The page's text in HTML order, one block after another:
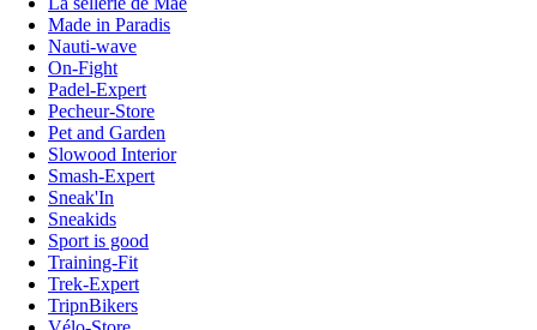
Made in Paradis
Nauti-wave
On-Fight
Padel-Expert
Pecheur-Store
Pet and Garden
Slowood Interior
Smash-Expert
Sneak'In
Sneakids
Sport is good
Training-Fit
Trek-Expert
TripnBikers